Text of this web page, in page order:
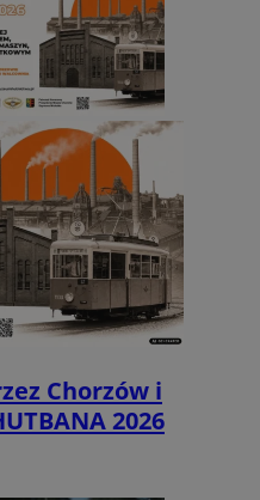
Chorzów i
2026